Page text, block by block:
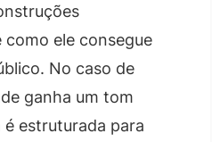
ele consegue
No caso de
ganha um tom
estruturada para